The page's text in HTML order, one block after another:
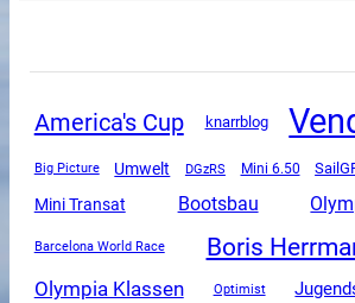
America's Cup knarrblog
Big Picture Umwelt DGzRS Mini 6.50
Mini Transat Bootsbau
Barcelona World Race Boris
Olympia Klassen Optimist